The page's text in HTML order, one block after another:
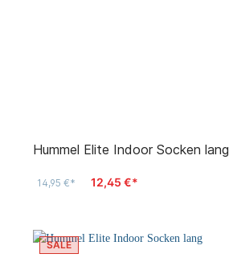
Hummel Elite Indoor Socken lang
14,95 €* 12,45 €*
SALE